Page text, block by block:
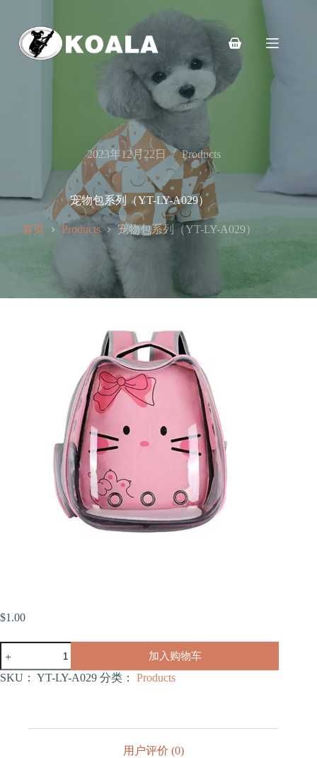
购
车
2023年12月22日 Products
宠物包系列（YT-LY-A029）
首页 Products 宠物包系列（YT-LY-A029）
$1.00
物
包
加入购物车
SKU： YT-LY-A029 分类： Products
用户评价 (0)